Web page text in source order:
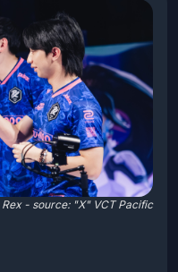
Rex - source: "X" VCT Pacific